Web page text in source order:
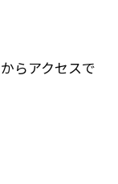
からアクセスで